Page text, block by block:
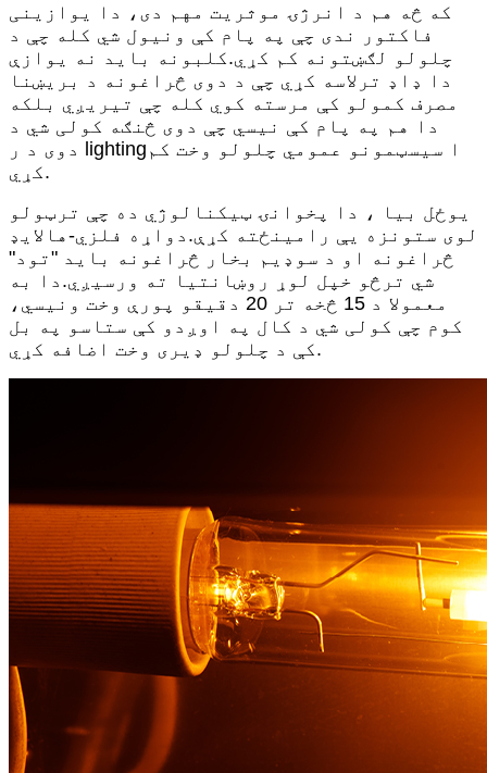
که څه هم د انرژۍ موثریت مهم دی، دا یوازینی
فاکتور ندی چې په پام کې ونیول شي کله چې د
چلولو لګښتونه کم کړي.کلبونه باید نه یوازې
دا ډاډ ترلاسه کړي چې د دوی څراغونه د بریښنا
مصرف کمولو کې مرسته کوي کله چې تیریږي بلکه
دا هم په پام کې نیسي چې دوی څنګه کولی شي د
دوی د ر lightingا سیسټمونو عمومي چلولو وخت کم
کړي.
یوځل بیا ، دا پخوانۍ ټیکنالوژي ده چې ترټولو
لوی ستونزه یې رامینځته کړې.دواړه فلزي-هالایډ
څراغونه او د سوډیم بخار څراغونه باید "تود"
شي ترڅو خپل لوړ روښانتیا ته ورسیږي.دا به
معمولا د 15 څخه تر 20 دقیقو پورې وخت ونیسي،
کوم چې کولی شي د کال په اوږدو کې ستاسو په بل
کې د چلولو ډیری وخت اضافه کړي.